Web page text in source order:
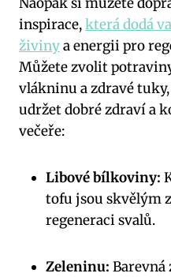
inspirace,která dodá
živinya energii pro
Můžete zvolit
vlákninu a zdravé
udržet dobré zdraví a
večeře:
Libové bílkoviny:
tofu jsou skvělým
regeneraci svalů.
Zeleninu: Barevná